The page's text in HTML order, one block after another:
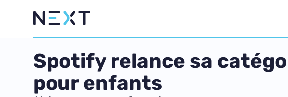
Spotify relance sa
pour enfants